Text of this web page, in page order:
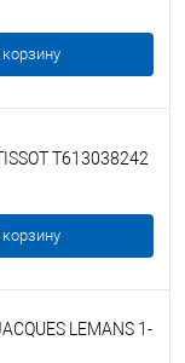
T613038242
LEMANS 1-